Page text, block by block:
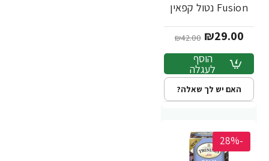
Fusion נטול קפאין
Twinings
₪29.00
₪42.00
הוסף
לעגלה
האם יש לך שאלה?
-28%